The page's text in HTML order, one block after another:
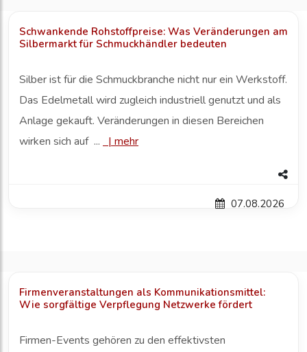
Schwankende Rohstoffpreise: Was Veränderungen am
Silbermarkt für Schmuckhändler bedeuten
Silber ist für die Schmuckbranche nicht nur ein Werkstoff.
Das Edelmetall wird zugleich industriell genutzt und als
Anlage gekauft. Veränderungen in diesen Bereichen
wirken sich auf ...
| mehr
07.08.2026
Firmenveranstaltungen als Kommunikationsmittel:
Wie sorgfältige Verpflegung Netzwerke fördert
Firmen-Events gehören zu den effektivsten